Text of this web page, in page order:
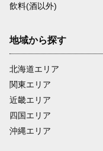
飲料(酒以外)
地域から探す
北海道エリア
関東エリア
近畿エリア
四国エリア
沖縄エリア